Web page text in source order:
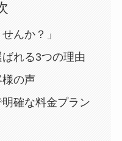
んか？」
れる3つの理由
の声
確な料金プラン